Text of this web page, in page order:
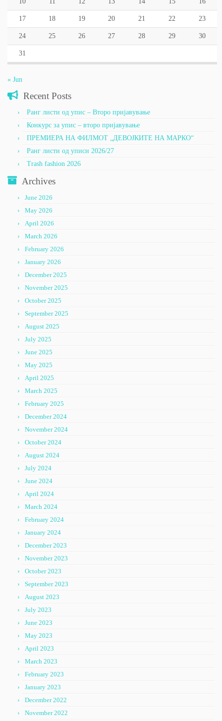
17 18 19 20 21 22 23
24 25 26 27 28 29 30
31
« Jun
Recent Posts
Ранг листи од упис – Второ пријавување
Конкурс за упис – второ пријавување
ПРЕМИЕРА НА ФИЛМОТ „ДЕВОЈКИТЕ НА МАРКО“
Ранг листи од уписи 2026/27
Trash fashion 2026
Archives
June 2026
May 2026
April 2026
March 2026
February 2026
January 2026
December 2025
November 2025
October 2025
September 2025
August 2025
July 2025
June 2025
May 2025
April 2025
March 2025
February 2025
December 2024
November 2024
October 2024
August 2024
July 2024
June 2024
April 2024
March 2024
February 2024
January 2024
December 2023
November 2023
October 2023
September 2023
August 2023
July 2023
June 2023
May 2023
April 2023
March 2023
February 2023
January 2023
December 2022
November 2022